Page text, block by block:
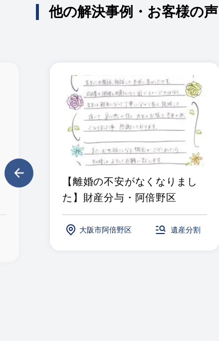
他の解決事例・お客様の声
【離婚の不安がなくなりまし
た】財産分与・阿倍野区
大阪市阿倍野区 遺産分割